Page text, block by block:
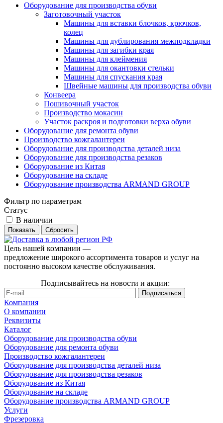
Оборудование для производства обуви
Заготовочный участок
Машины для вставки блочков, крючков,
колец
Машины для дублирования межподкладки
Машины для загибки края
Машины для клеймения
Машины для окантовки стельки
Машины для спускания края
Швейные машины для производства обуви
Конвеера
Пошивочный участок
Производство мокасин
Участок раскроя и подготовки верха обуви
Оборудование для ремонта обуви
Производство кожгалантереи
Оборудование для производства деталей низа
Оборудование для производства резаков
Оборудование из Китая
Оборудование на складе
Оборудование производства ARMAND GROUP
Фильтр по параметрам
Статус
В наличии
Сбросить
Цель нашей компании —
предложение широкого ассортимента товаров и услуг на
постоянно высоком качестве обслуживания.
Подписывайтесь на новости и акции:
Компания
О компании
Реквизиты
Каталог
Оборудование для производства обуви
Оборудование для ремонта обуви
Производство кожгалантереи
Оборудование для производства деталей низа
Оборудование для производства резаков
Оборудование из Китая
Оборудование на складе
Оборудование производства ARMAND GROUP
Услуги
Фрезеровка